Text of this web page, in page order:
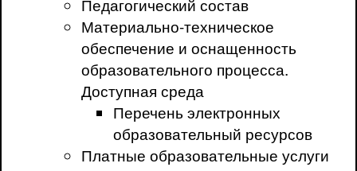
Материально-техническое
обеспечение и оснащенность
образовательного процесса.
Доступная среда
Перечень электронных
образовательный ресурсов
Платные образовательные услуги